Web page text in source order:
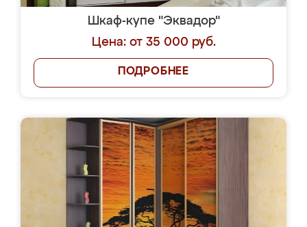
Шкаф-купе "Эквадор"
Цена: от 35 000 руб.
ПОДРОБНЕЕ